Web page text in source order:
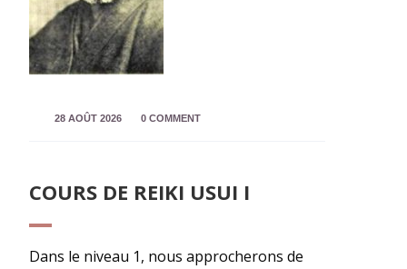
28 AOÛT 2026 0 COMMENT
COURS DE REIKI USUI I
Dans le niveau 1, nous approcherons de